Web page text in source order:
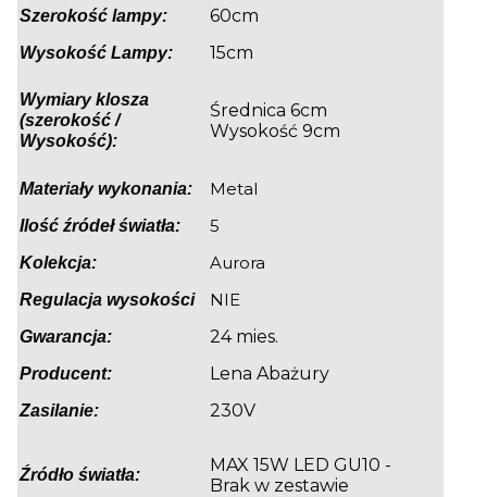
Szerokość lampy: 60cm
Wysokość Lampy: 15cm
Wymiary klosza
(szerokość /
Wysokość):
Średnica 6cm
Wysokość 9cm
Materiały wykonania: Metal
Ilość źródeł światła: 5
Kolekcja: Aurora
Regulacja wysokości NIE
Gwarancja: 24 mies.
Producent: Lena Abażury
Zasilanie: 230V
Źródło światła:
MAX 15W LED GU10 -
Brak w zestawie